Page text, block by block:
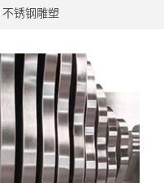
不锈钢雕塑